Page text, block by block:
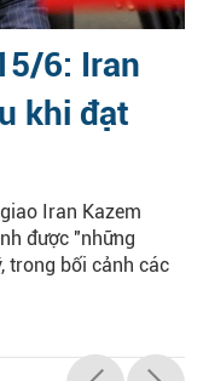
6: Iran
khi đạt
Iran Kazem
được "những
trong bối cảnh các